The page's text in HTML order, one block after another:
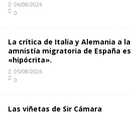
06/08/2026
0
La crítica de Italia y Alemania a la
amnistía migratoria de España es
«hipócrita».
05/08/2026
0
Las viñetas de Sir Cámara